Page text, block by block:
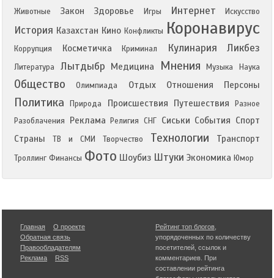
Животные
Закон Здоровье Игры Интернет Искусство
История Казахстан Кино Конфликты Коронавирус
Коррупция Косметичка Криминал Кулинария Ликбез
Литература Лытдыбр Медицина Мнения Музыка Наука
Общество Олимпиада Отдых Отношения Персоны
Политика Природа Происшествия Путешествия
Разное
Разоблачения
Реклама Религия СНГ Сиськи События Спорт
Страны
ТВ и СМИ Творчество Технологии Транспорт
Троллинг Финансы Фото Шоубиз Штуки Экономика Юмор
Главная
О проекте
Обратная связь
Правообладателям
Реклама
RSS
Рейтинг топ блогов
упорядоченных по количеству
посетителей, ссылок и
комментариев. При
составлении рейтинга